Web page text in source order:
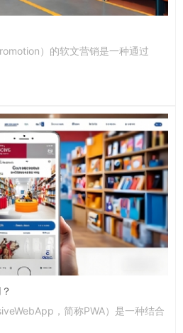
）的软文营销是一种通过
，简称PWA）是一种结合